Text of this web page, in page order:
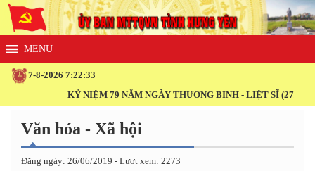
7-8-2026 7:22:33
KỶ NIỆM 79 NĂM NGÀY THƯƠNG BINH - LIỆT SĨ (27/7/1947 -
Văn hóa - Xã hội
Đăng ngày: 26/06/2019 - Lượt xem: 2273